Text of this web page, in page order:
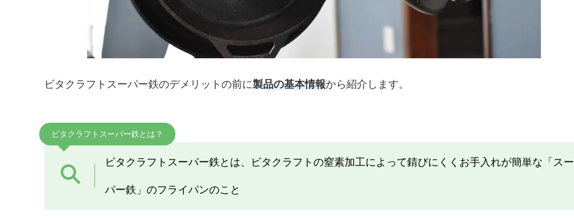
ビタクラフトスーパー鉄のデメリットの前に製品の基本情報から紹介します。
ビタクラフトスーパー鉄とは？
ビタクラフトスーパー鉄とは、ビタクラフトの窒素加工によって錆びにくくお手入れが簡単な「スー
パー鉄」のフライパンのこと